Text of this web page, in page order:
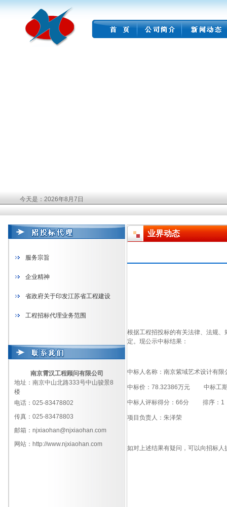
今天是：2026年8月7日
服务宗旨
企业精神
省政府关于印发江苏省工程建设
工程招标代理业务范围
南京霄汉工程顾问有限公司
地址：南京中山北路333号中山骏景8
楼
电话：025-83478802
传真：025-83478803
邮箱：njxiaohan@njxiaohan.com
网站：http://www.njxiaohan.com
业界动态
根据工程招投标的有关法律、法规
定。现公示中标结果：
中标人名称：南京紫域艺术设计有限
中标价：78.32386万元 中标工期
中标人评标得分：66分 排序：1
项目负责人：朱泽荣
如对上述结果有疑问，可以向招标人